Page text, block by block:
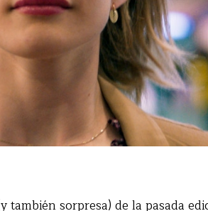
también sorpresa) de la pasada